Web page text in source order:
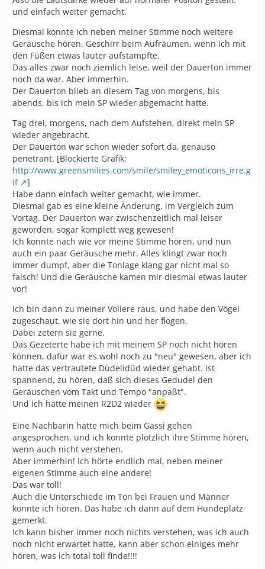
und einfach weiter gemacht.
Diesmal konnte ich neben meiner Stimme noch weitere
Geräusche hören. Geschirr beim Aufräumen, wenn ich mit
den Füßen etwas lauter aufstampfte.
Das alles zwar noch ziemlich leise, weil der Dauerton immer
noch da war. Aber immerhin.
Der Dauerton blieb an diesem Tag von morgens, bis
abends, bis ich mein SP wieder abgemacht hatte.
Tag drei, morgens, nach dem Aufstehen, direkt mein SP
wieder angebracht.
Der Dauerton war schon wieder sofort da, genauso
penetrant. [Blockierte Grafik:
http://www.greensmilies.com/smile/smiley_emoticons_irre.g
if
]
Habe dann einfach weiter gemacht, wie immer.
Diesmal gab es eine kleine Änderung, im Vergleich zum
Vortag. Der Dauerton war zwischenzeitlich mal leiser
geworden, sogar komplett weg gewesen!
Ich konnte nach wie vor meine Stimme hören, und nun
auch ein paar Geräusche mehr. Alles klingt zwar noch
immer dumpf, aber die Tonlage klang gar nicht mal so
falsch! Und die Geräusche kamen mir diesmal etwas lauter
vor!
Ich bin dann zu meiner Voliere raus, und habe den Vögel
zugeschaut, wie sie dort hin und her flogen.
Dabei zetern sie gerne.
Das Gezeterte habe ich mit meinem SP noch nicht hören
können, dafür war es wohl noch zu "neu" gewesen, aber ich
hatte das vertrautete Düdelidüd wieder gehabt. Ist
spannend, zu hören, daß sich dieses Gedudel den
Geräuschen vom Takt und Tempo "anpaßt".
Und ich hatte meinen R2D2 wieder
Eine Nachbarin hatte mich beim Gassi gehen
angesprochen, und ich konnte plötzlich ihre Stimme hören,
wenn auch nicht verstehen.
Aber immerhin! Ich hörte endlich mal, neben meiner
eigenen Stimme auch eine andere!
Das war toll!
Auch die Unterschiede im Ton bei Frauen und Männer
konnte ich hören. Das habe ich dann auf dem Hundeplatz
gemerkt.
Ich kann bisher immer noch nichts verstehen, was ich auch
noch nicht erwartet hatte, kann aber schon einiges mehr
hören, was ich total toll finde!!!!